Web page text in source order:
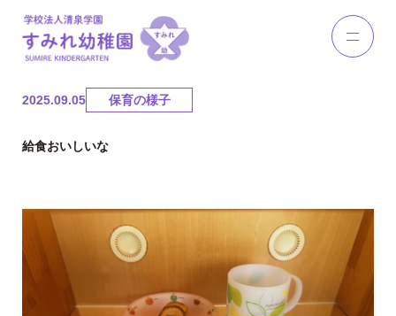
2025.09.05 保育の様子
給食おいしいな